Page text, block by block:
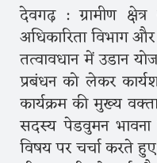
देवगढ़ : ग्रामीण
अधिकारिता विभाग
तत्वावधान में उडान
प्रबंधन को लेकर
कार्यक्रम की मुख्य
सदस्य पेडवुमन
विषय पर चर्चा करते